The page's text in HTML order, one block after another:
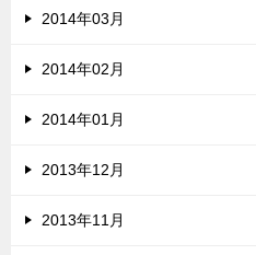
2014年03月
2014年02月
2014年01月
2013年12月
2013年11月